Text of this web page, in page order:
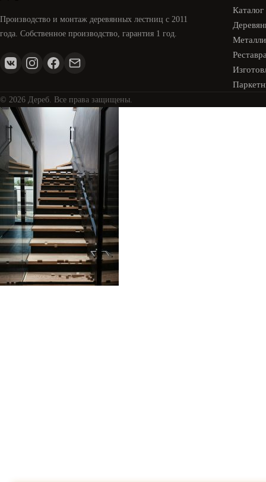
Производство и монтаж деревянных лестниц с 2011
года. Собственное производство, гарантия 1 год.
Каталог
© 2026 Дереб. Все права защищены.